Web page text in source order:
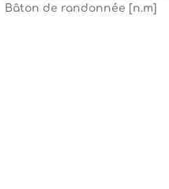
Bâton de randonnée [n.m]